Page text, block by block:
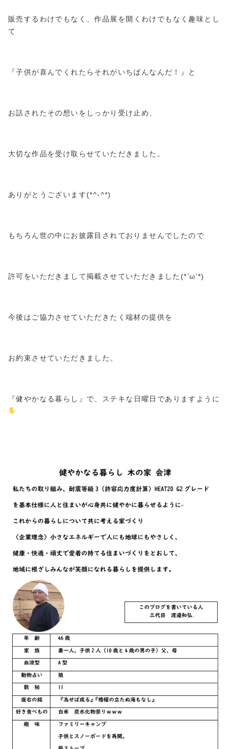
販売するわけでもなく、作品展を開くわけでもなく趣味とし
て
『子供が喜んでくれたらそれがいちばんなんだ！』と
お話されたその想いをしっかり受け止め、
大切な作品を受け取らせていただきました。
ありがとうございます(*^-^*)
もちろん世の中にお披露目されておりませんでしたので
許可をいただきまして掲載させていただきました(*’ω’*)
今後はご協力させていただきたく端材の提供を
お約束させていただきました。
『健やかなる暮らし』で、ステキな日曜日でありますように